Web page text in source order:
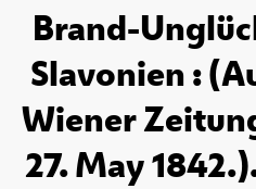
Brand-
Slavonien :
Wiener
27. May